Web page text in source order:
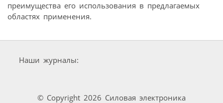
преимущества его использования в предлагаемых
областях применения.
Наши журналы:
© Copyright 2026 Силовая электроника